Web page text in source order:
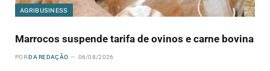
AGRIBUSINESS
Marrocos suspende tarifa de ovinos e carne bovina
POR DA REDAÇÃO 06/08/2026